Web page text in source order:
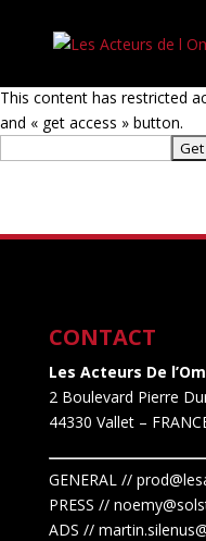
This content has restricted
and « get access » button.
CONTACT
Les Acteurs De
2 Boulevard Pierre
44330 Vallet–
GENERAL //
PRESS //
ADS // martin.silenus